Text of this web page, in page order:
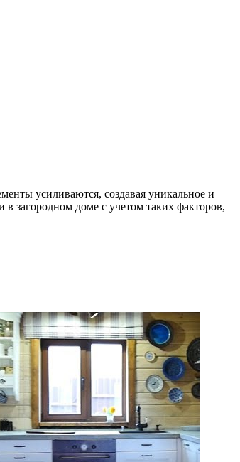
усиливаются, создавая уникальное и
загородном доме с учетом таких факторов,